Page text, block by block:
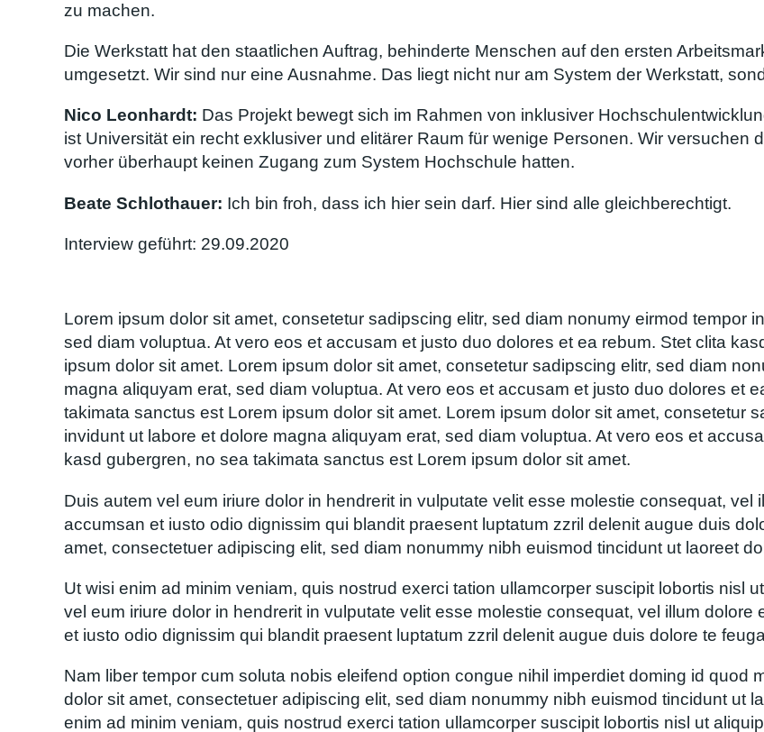
zu machen.
Die Werkstatt hat den staatlichen Auftrag, behinderte Menschen auf den ersten
umgesetzt. Wir sind nur eine Ausnahme. Das liegt nicht nur am System der Werkstatt,
Nico Leonhardt: Das Projekt bewegt sich im Rahmen von inklusiver
ist Universität ein recht exklusiver und elitärer Raum für wenige Personen. Wir versuchen
vorher überhaupt keinen Zugang zum System Hochschule hatten.
Beate Schlothauer: Ich bin froh, dass ich hier sein darf. Hier sind alle gleichberechtigt.
Interview geführt: 29.09.2020
Lorem ipsum dolor sit amet, consetetur sadipscing elitr, sed diam nonumy eirmod tempor
sed diam voluptua. At vero eos et accusam et justo duo dolores et ea rebum. Stet clita
ipsum dolor sit amet. Lorem ipsum dolor sit amet, consetetur sadipscing elitr, sed diam
magna aliquyam erat, sed diam voluptua. At vero eos et accusam et justo duo dolores et
takimata sanctus est Lorem ipsum dolor sit amet. Lorem ipsum dolor sit amet, consetetur
invidunt ut labore et dolore magna aliquyam erat, sed diam voluptua. At vero eos et
kasd gubergren, no sea takimata sanctus est Lorem ipsum dolor sit amet.
Duis autem vel eum iriure dolor in hendrerit in vulputate velit esse molestie consequat,
accumsan et iusto odio dignissim qui blandit praesent luptatum zzril delenit augue duis
amet, consectetuer adipiscing elit, sed diam nonummy nibh euismod tincidunt ut laoreet
Ut wisi enim ad minim veniam, quis nostrud exerci tation ullamcorper suscipit lobortis nisl
vel eum iriure dolor in hendrerit in vulputate velit esse molestie consequat, vel illum
et iusto odio dignissim qui blandit praesent luptatum zzril delenit augue duis dolore te
Nam liber tempor cum soluta nobis eleifend option congue nihil imperdiet doming id quod
dolor sit amet, consectetuer adipiscing elit, sed diam nonummy nibh euismod tincidunt ut
enim ad minim veniam, quis nostrud exerci tation ullamcorper suscipit lobortis nisl ut